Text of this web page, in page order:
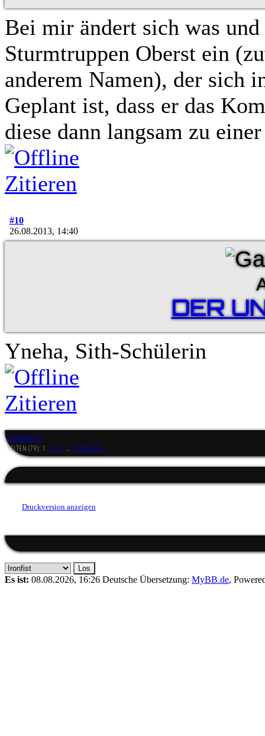
Bei mir ändert sich was
Sturmtruppen Oberst ein
anderem Namen), der sich
Geplant ist, dass er das
diese dann langsam zu
Zitieren
#10
26.08.2013, 14:40
DER
Yneha, Sith-Schülerin
Zitieren
ANTWORTEN
SEITEN (79): 1 2 3 4 5 … 79 WEITER »
Druckversion anzeigen
Es ist: 08.08.2026, 16:26 Deutsche Übersetzung: MyBB.de,